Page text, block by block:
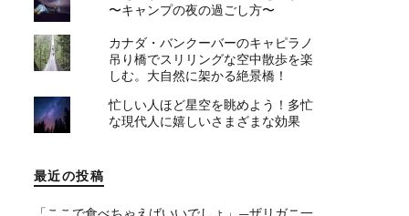
〜キャンプの夜の過ごし方〜
カナダ・バンクーバーのキャピラノ
吊り橋でスリリングな空中散歩を楽
しむ。大自然に架かる絶景橋！
忙しい人ほど星空を眺めよう！多忙
な現代人に嬉しいさまざまな効果
最近の投稿